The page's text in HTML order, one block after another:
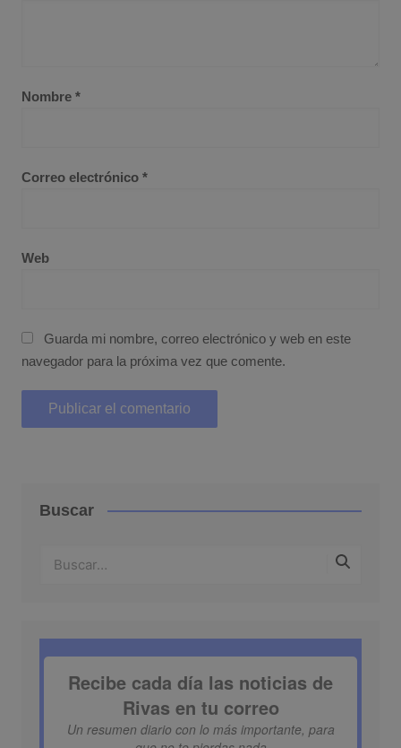
Nombre *
Correo electrónico *
Web
Guarda mi nombre, correo electrónico y web en este
navegador para la próxima vez que comente.
Buscar